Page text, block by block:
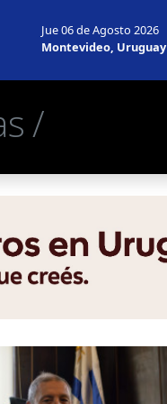
Jue 06 de Agosto 2026
Montevideo, Uruguay
/